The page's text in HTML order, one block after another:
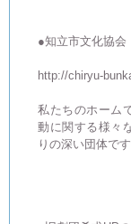
●知立市文化協会
http://chiryu-
私たちのホーム
動に関する様々
りの深い団体です